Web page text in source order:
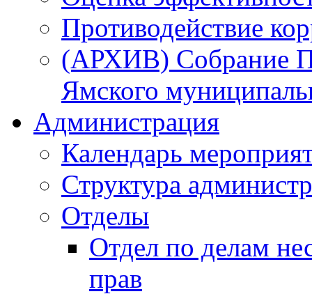
Противодействие
(АРХИВ) Собрание
Ямского
Администрация
Календарь
Структура
Отделы
Отдел по делам
прав